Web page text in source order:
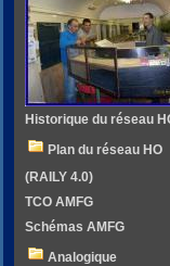
Historique du réseau
Plan du réseau HO
(RAILY 4.0)
TCO AMFG
Schémas AMFG
Analogique